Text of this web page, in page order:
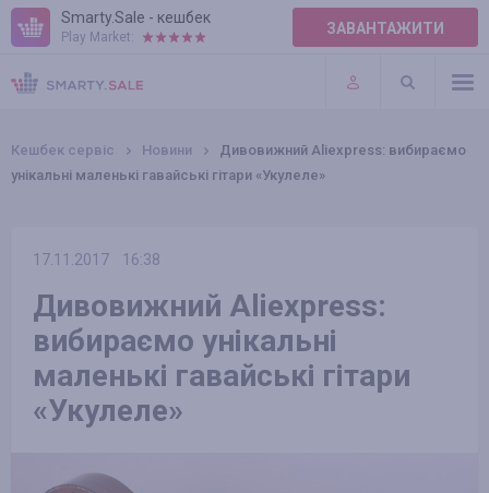
Smarty.Sale - кешбек
Play Market: ЗАВАНТАЖИТИ
ПРАВИЛА
ПЛАГІНИ
Кешбек сервіс Новини
Дивовижний Aliexpress: вибираємо
унікальні маленькі гавайські гітари «Укулеле»
17.11.2017 16:38
Дивовижний Aliexpress:
вибираємо унікальні
маленькі гавайські гітари
«Укулеле»